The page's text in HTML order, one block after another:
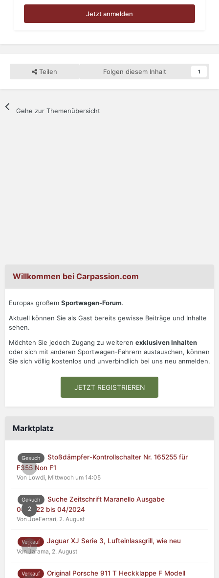
Jetzt anmelden
Teilen Folgen diesem Inhalt 1
Gehe zur Themenübersicht
Willkommen bei Carpassion.com
Europas großem Sportwagen-Forum.
Aktuell können Sie als Gast bereits gewisse Beiträge und Inhalte
sehen.
Möchten Sie jedoch Zugang zu weiteren exklusiven Inhalten
oder sich mit anderen Sportwagen-Fahrern austauschen, können
Sie sich völlig kostenlos und unverbindlich bei uns neu anmelden.
JETZT REGISTRIEREN
Marktplatz
0
Gesuch
Stoßdämpfer-Kontrollschalter Nr. 165255 für
F355 Non F1
Von Lowdi, Mittwoch um 14:05
2
Gesuch
Suche Zeitschrift Maranello Ausgabe
04/2022 bis 04/2024
Von JoeFerrari, 2. August
0
Verkauf Jaguar XJ Serie 3, Lufteinlassgrill, wie neu
Von Jarama, 2. August
Verkauf
Original Porsche 911 T Heckklappe F Modell